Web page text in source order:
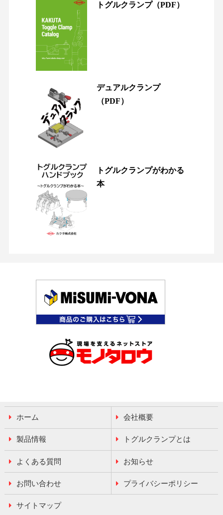
トグルクランプ（PDF）
デュアルクランプ
（PDF）
トグルクランプがわかる
本
ホーム 会社概要
製品情報 トグルクランプとは
よくある質問 お知らせ
お問い合わせ プライバシーポリシー
サイトマップ